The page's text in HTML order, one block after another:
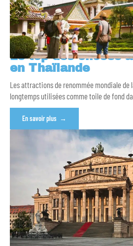
Le top des choses
en Thaïlande
Les attractions de renommée mondiale de
longtemps utilisées comme toile de fond
En savoir plus